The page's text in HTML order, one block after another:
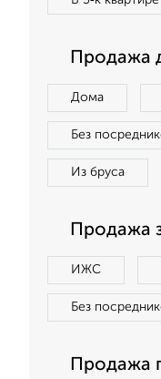
Продажа
Дома
Без
Из бруса
Продажа
ИЖС
Без
Продажа